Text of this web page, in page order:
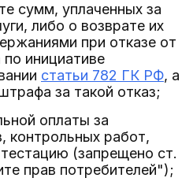
сумм, уплаченных за
либо о возврате их
при отказе от
инициативе
статьи 782 ГК РФ, а
за такой отказ;
оплаты за
контрольных работ,
(запрещено ст.
прав потребителей");